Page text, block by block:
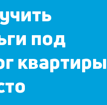
под
квартиры